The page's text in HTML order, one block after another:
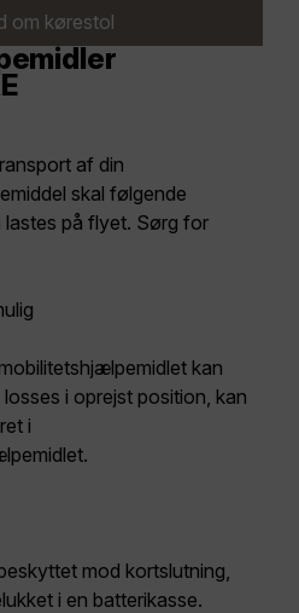
om kørestol
af din
skal følgende
på flyet. Sørg for
kan
i oprejst position, kan
i
mod kortslutning,
i en batterikasse.